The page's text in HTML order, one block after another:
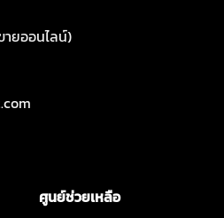
ายออนไลน์)
ศูนย์ช่วยเหลือ